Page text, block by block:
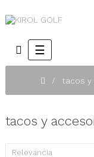
Navegación
de
☰
tacos y
tacos y
Relevancia